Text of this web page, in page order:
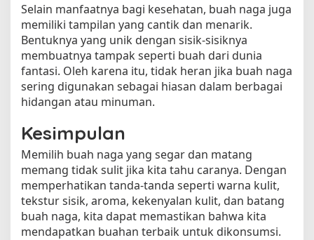
Selain manfaatnya bagi kesehatan, buah naga juga
memiliki tampilan yang cantik dan menarik.
Bentuknya yang unik dengan sisik-sisiknya
membuatnya tampak seperti buah dari dunia
fantasi. Oleh karena itu, tidak heran jika buah naga
sering digunakan sebagai hiasan dalam berbagai
hidangan atau minuman.
Kesimpulan
Memilih buah naga yang segar dan matang
memang tidak sulit jika kita tahu caranya. Dengan
memperhatikan tanda-tanda seperti warna kulit,
tekstur sisik, aroma, kekenyalan kulit, dan batang
buah naga, kita dapat memastikan bahwa kita
mendapatkan buahan terbaik untuk dikonsumsi.